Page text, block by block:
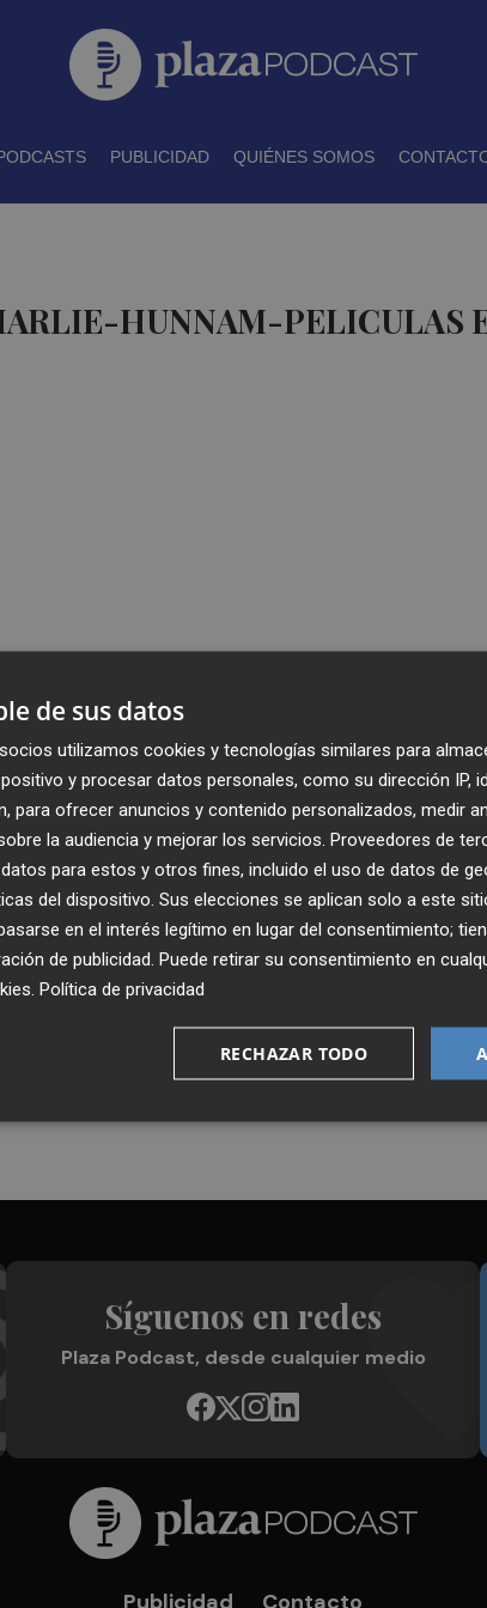
PUBLICIDAD QUIÉNES SOMOS
HUNNAM-PELICULAS
Recibe toda la actualidad de
Plaza Podcast en tu correo
Síguenos en redes
Plaza Podcast, desde cualquier medio
Publicidad Contacto
de sus datos
utilizamos cookies y tecnologías similares para
y procesar datos personales, como su dirección IP,
para ofrecer anuncios y contenido personalizados, medir
la audiencia y mejorar los servicios. Proveedores de
para estos y otros fines, incluido el uso de datos de
del dispositivo. Sus elecciones se aplican solo a este
en el interés legítimo en lugar del consentimiento;
de publicidad . Puede retirar su consentimiento en
Política de privacidad
RECHAZAR TODO